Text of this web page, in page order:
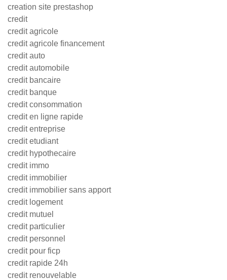
creation site prestashop
credit
credit agricole
credit agricole financement
credit auto
credit automobile
credit bancaire
credit banque
credit consommation
credit en ligne rapide
credit entreprise
credit etudiant
credit hypothecaire
credit immo
credit immobilier
credit immobilier sans apport
credit logement
credit mutuel
credit particulier
credit personnel
credit pour ficp
credit rapide 24h
credit renouvelable